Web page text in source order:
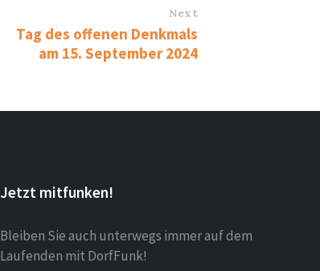
Next
Tag des offenen Denkmals
am 15. September 2024
Jetzt mitfunken!
Bleiben Sie auch unterwegs immer auf dem
Laufenden mit DorfFunk!